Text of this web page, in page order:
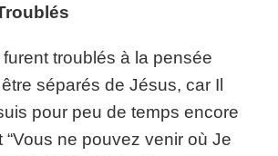
troublés à la pensée
séparés de Jésus, car Il
pour peu de temps encore
“Vous ne pouvez venir où Je